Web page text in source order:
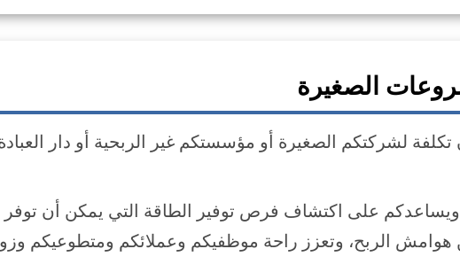
الصغيرة
لشركتكم الصغيرة أو مؤسستكم غير الربحية أو دار
على اكتشاف فرص توفير الطاقة التي يمكن أن توفر
هوامش الربح، وتعزز راحة موظفيكم وعملائكم ومتطوعيكم